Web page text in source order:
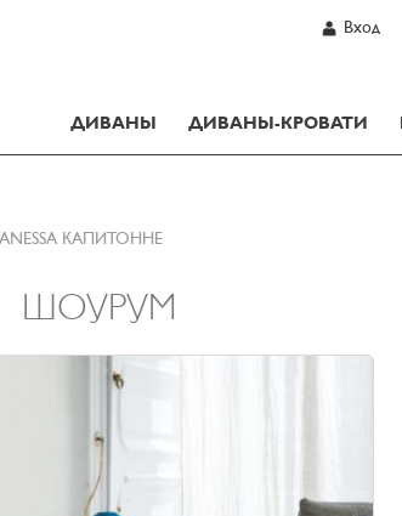
Вход
ДИВАНЫ ДИВАНЫ-КРОВАТИ
КАПИТОННЕ
ШОУРУМ